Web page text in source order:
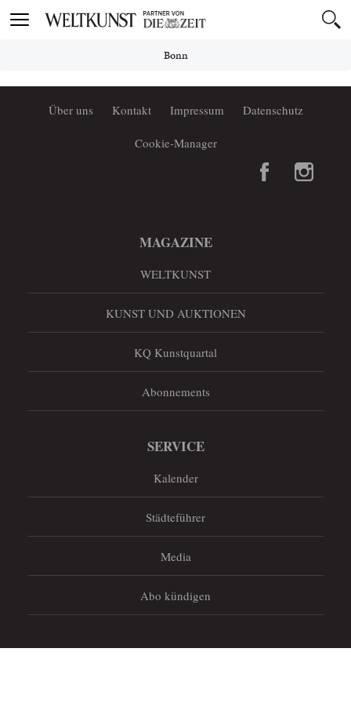
Toggle
Bonn
Über uns Kontakt Impressum Datenschutz
Cookie-Manager
MAGAZINE
WELTKUNST
KUNST UND AUKTIONEN
KQ Kunstquartal
Abonnements
SERVICE
Kalender
Städteführer
Media
Abo kündigen